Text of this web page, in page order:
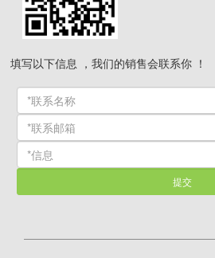
填写以下信息 ，我们的销售会联系你 ！
提交